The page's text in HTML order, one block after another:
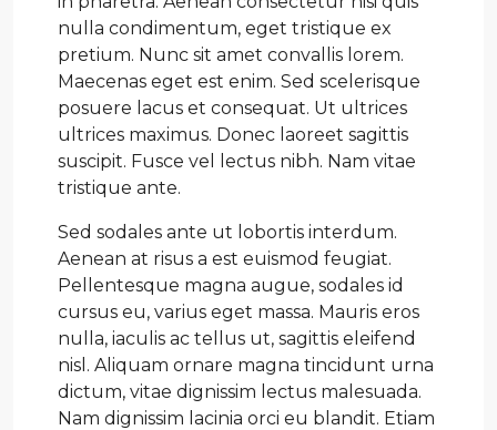
nulla condimentum, eget tristique ex
pretium. Nunc sit amet convallis lorem.
Maecenas eget est enim. Sed scelerisque
posuere lacus et consequat. Ut ultrices
ultrices maximus. Donec laoreet sagittis
suscipit. Fusce vel lectus nibh. Nam vitae
tristique ante.
Sed sodales ante ut lobortis interdum.
Aenean at risus a est euismod feugiat.
Pellentesque magna augue, sodales id
cursus eu, varius eget massa. Mauris eros
nulla, iaculis ac tellus ut, sagittis eleifend
nisl. Aliquam ornare magna tincidunt urna
dictum, vitae dignissim lectus malesuada.
Nam dignissim lacinia orci eu blandit. Etiam